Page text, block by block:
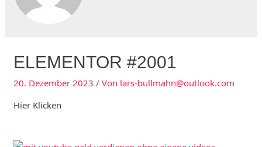
ELEMENTOR #2001
20. Dezember 2023 / Von lars-bullmahn@outlook.com
Hier Klicken